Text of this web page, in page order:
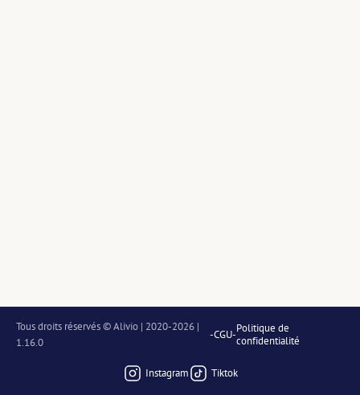
Tous droits réservés © Alivio | 2020-2026 |
1.16.0
-CGU-Politique de
confidentialité
Instagram Tiktok